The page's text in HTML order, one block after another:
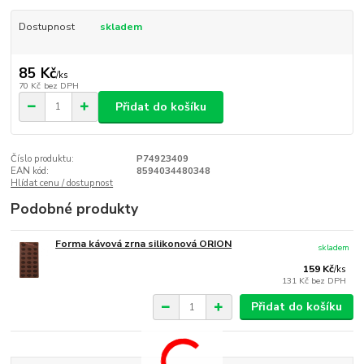
Dostupnost skladem
85 Kč/ks
70 Kč bez DPH
Přidat do košíku
Číslo produktu:
P74923409
EAN kód:
8594034480348
Hlídat cenu / dostupnost
Podobné produkty
Forma kávová zrna silikonová ORION
159 Kč/ks
131 Kč bez DPH
skladem
Přidat do košíku